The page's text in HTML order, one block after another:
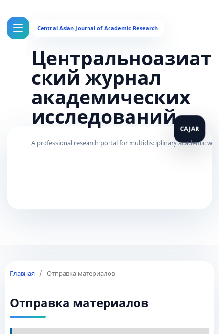
Центральноазиат
ский журнал
академических
исследований
Главная / Отправка материалов
Отправка материалов